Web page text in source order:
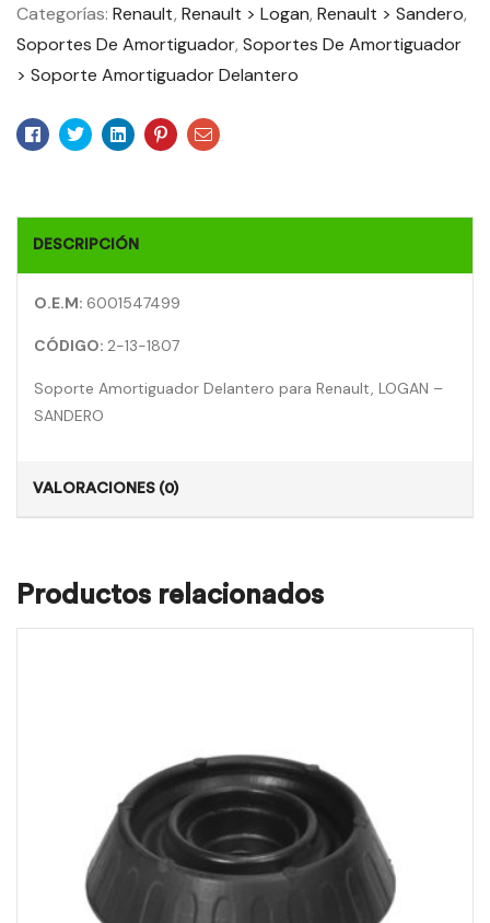
Categorías: Renault, Renault > Logan, Renault > Sandero,
Soportes De Amortiguador, Soportes De Amortiguador
> Soporte Amortiguador Delantero
Facebook
TwitterLinkedinPinterest
Email
DESCRIPCIÓN
O.E.M: 6001547499
CÓDIGO: 2-13-1807
Soporte Amortiguador Delantero para Renault, LOGAN –
SANDERO
VALORACIONES (0)
Productos relacionados